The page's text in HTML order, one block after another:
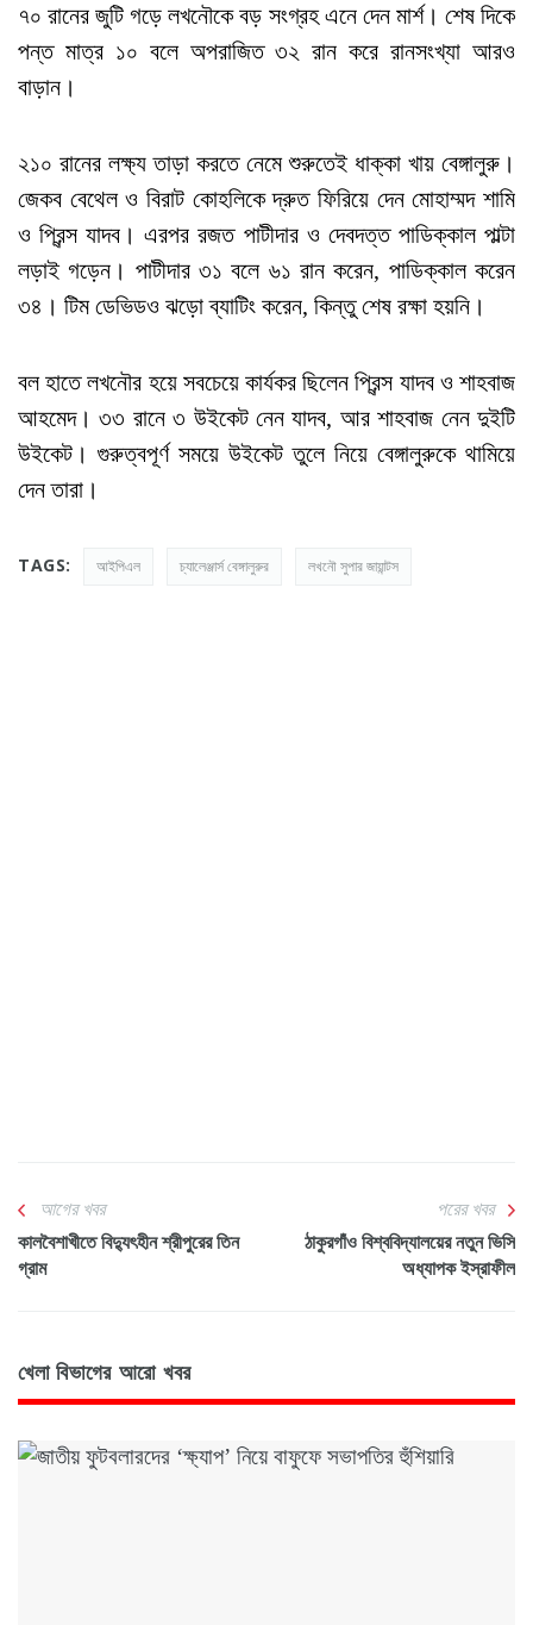
৭০ রানের জুটি গড়ে লখনৌকে বড় সংগ্রহ এনে দেন মার্শ। শেষ দিকে
পন্ত মাত্র ১০ বলে অপরাজিত ৩২ রান করে রানসংখ্যা আরও
বাড়ান।
২১০ রানের লক্ষ্য তাড়া করতে নেমে শুরুতেই ধাক্কা খায় বেঙ্গালুরু।
জেকব বেথেল ও বিরাট কোহলিকে দ্রুত ফিরিয়ে দেন মোহাম্মদ শামি
ও প্রিন্স যাদব। এরপর রজত পাটীদার ও দেবদত্ত পাডিক্কাল পাল্টা
লড়াই গড়েন। পাটীদার ৩১ বলে ৬১ রান করেন, পাডিক্কাল করেন
৩৪। টিম ডেভিডও ঝড়ো ব্যাটিং করেন, কিন্তু শেষ রক্ষা হয়নি।
বল হাতে লখনৌর হয়ে সবচেয়ে কার্যকর ছিলেন প্রিন্স যাদব ও শাহবাজ
আহমেদ। ৩৩ রানে ৩ উইকেট নেন যাদব, আর শাহবাজ নেন দুইটি
উইকেট। গুরুত্বপূর্ণ সময়ে উইকেট তুলে নিয়ে বেঙ্গালুরুকে থামিয়ে
দেন তারা।
TAGS: আইপিএল চ্যালেঞ্জার্স বেঙ্গালুরুর লখনৌ সুপার জায়ান্টস
আগের খবর
কালবৈশাখীতে বিদ্যুৎহীন শ্রীপুরের তিন
গ্রাম
পরের খবর
ঠাকুরগাঁও বিশ্ববিদ্যালয়ের নতুন ভিসি
অধ্যাপক ইস্রাফীল
খেলা বিভাগের আরো খবর